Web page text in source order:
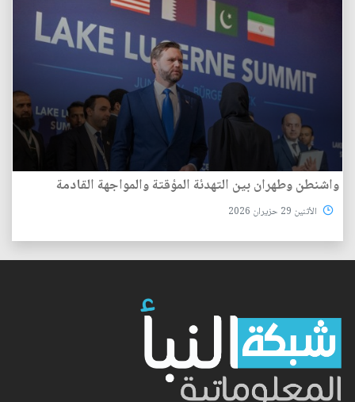
واشنطن وطهران بين التهدئة المؤقتة والمواجهة القادمة
الأثنين 29 حزيران 2026